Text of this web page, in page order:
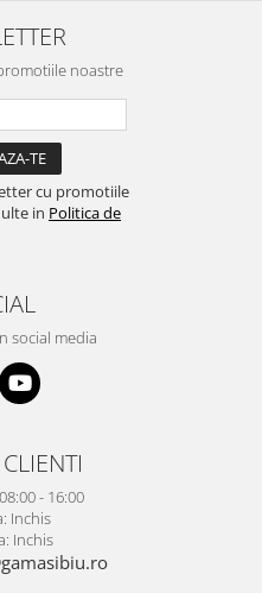
noastre
cu promotiile
in Politica de
social media
- 16:00
Inchis
Inchis